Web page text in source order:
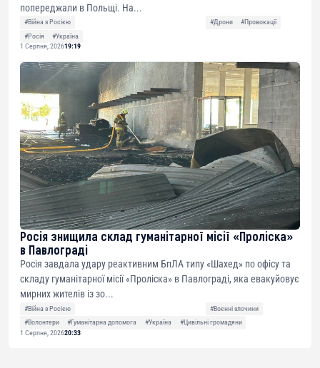
попереджали в Польщі. На...
#Війна з Росією #Дрони
#Провокації
#Росія
#Україна
1 Серпня, 202619:19
Росія знищила склад гуманітарної місії «Проліска»
в Павлограді
Росія завдала удару реактивним БпЛА типу «Шахед» по офісу та
складу гуманітарної місії «Проліска» в Павлограді, яка евакуйовує
мирних жителів із зо...
#Війна з Росією
#Воєнні злочини
#Волонтери
#Гуманітарна допомога #Україна
#Цивільні громадяни
1 Серпня, 202620:33